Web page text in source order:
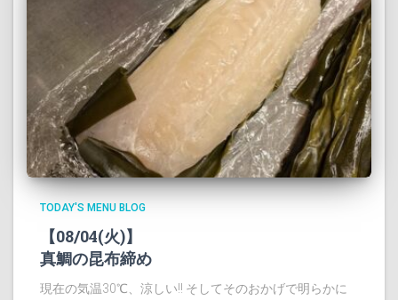
TODAY'S MENU BLOG
【08/04(火)】
真鯛の昆布締め
現在の気温30℃、涼しい!! そしてそのおかげで明らかに